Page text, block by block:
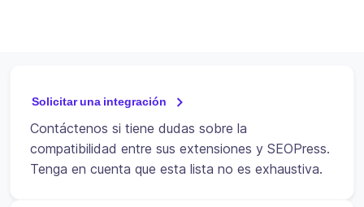
Solicitar una integración
Contáctenos si tiene dudas sobre la
compatibilidad entre sus extensiones y SEOPress.
Tenga en cuenta que esta lista no es exhaustiva.